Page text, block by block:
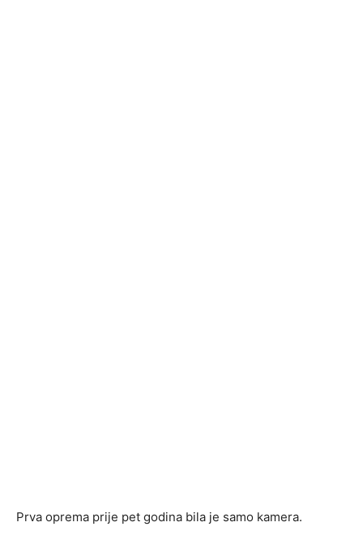
Prva oprema prije pet godina bila je samo kamera.